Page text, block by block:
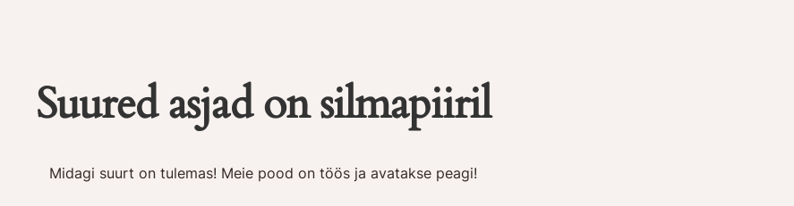
Suured asjad on silmapiiril
Midagi suurt on tulemas! Meie pood on töös ja avatakse peagi!